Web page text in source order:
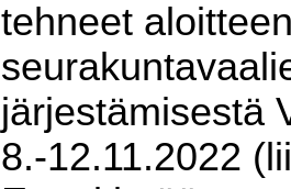
tehneet
järjestämisestä
8.-12.11.2022